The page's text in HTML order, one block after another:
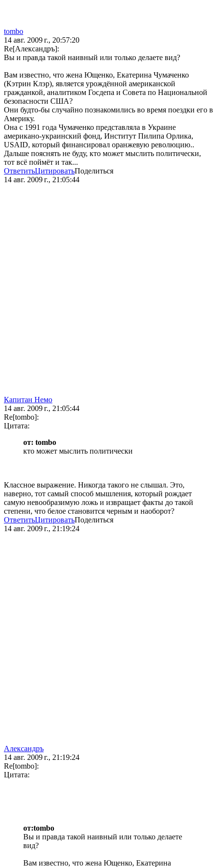
tombo
14 авг. 2009 г., 20:57:20
Re[Александръ]:
Вы и правда такой наивный или только делаете вид?
Вам известно, что жена Ющенко, Екатерина Чумаченко
(Кэтрин Клэр), является урождённой американской
гражданкой, аналитиком Госдепа и Совета по Национальной
безопасности США?
Они будто-бы случайно познакомились во время поездки его в
Америку.
Она с 1991 года Чумаченко представляла в Украине
американо-украинский фонд, Институт Пилипа Орлика,
USAID, который финансировал оранжевую революцию..
Дальше пояснять не буду, кто может мыслить политически,
тот всё поймёт и так...
ОтветитьЦитироватьПоделиться
14 авг. 2009 г., 21:05:44
Капитан Немо
14 авг. 2009 г., 21:05:44
Re[tombo]:
Цитата:
от: tombo
кто может мыслить политически
Классное выражение. Никогда такого не слышал. Это,
наверно, тот самый способ мышления, который рождает
самую невообразимую ложь и извращает факты до такой
степени, что белое становится черным и наоборот?
ОтветитьЦитироватьПоделиться
14 авг. 2009 г., 21:19:24
Александръ
14 авг. 2009 г., 21:19:24
Re[tombo]:
Цитата:
от:tombo
Вы и правда такой наивный или только делаете
вид?
Вам известно, что жена Ющенко, Екатерина